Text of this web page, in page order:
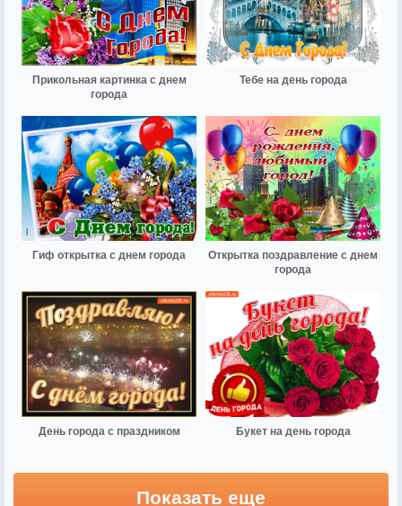
Прикольная картинка с днем
города
Тебе на день города
Гиф открытка с днем города
Открытка поздравление с днем
города
День города с праздником Букет на день города
Показать еще